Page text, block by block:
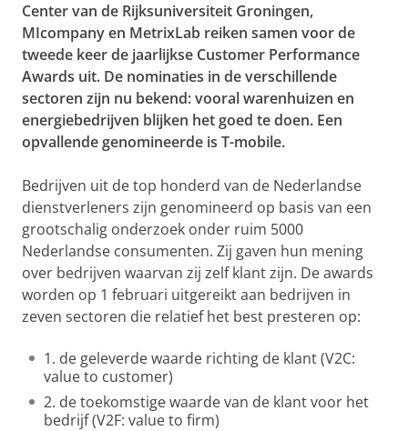
Center van de Rijksuniversiteit Groningen,
MIcompany en MetrixLab reiken samen voor de
tweede keer de jaarlijkse Customer Performance
Awards uit. De nominaties in de verschillende
sectoren zijn nu bekend: vooral warenhuizen en
energiebedrijven blijken het goed te doen. Een
opvallende genomineerde is T-mobile.
Bedrijven uit de top honderd van de Nederlandse
dienstverleners zijn genomineerd op basis van een
grootschalig onderzoek onder ruim 5000
Nederlandse consumenten. Zij gaven hun mening
over bedrijven waarvan zij zelf klant zijn. De awards
worden op 1 februari uitgereikt aan bedrijven in
zeven sectoren die relatief het best presteren op:
1. de geleverde waarde richting de klant (V2C:
value to customer)
2. de toekomstige waarde van de klant voor het
bedrijf (V2F: value to firm)